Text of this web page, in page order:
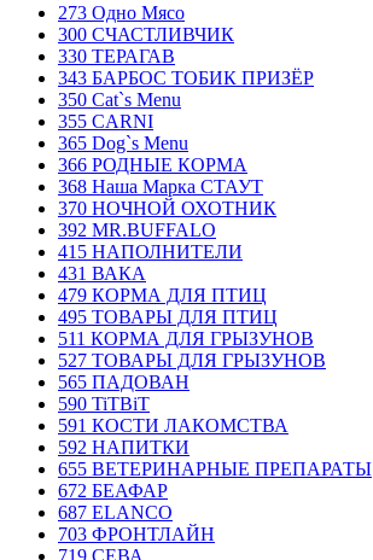
273 Одно Мясо
300 СЧАСТЛИВЧИК
330 ТЕРАГАВ
343 БАРБОС ТОБИК ПРИЗЁР
350 Cat`s Menu
355 CARNI
365 Dog`s Menu
366 РОДНЫЕ КОРМА
368 Наша Марка СТАУТ
370 НОЧНОЙ ОХОТНИК
392 MR.BUFFALO
415 НАПОЛНИТЕЛИ
431 ВАКА
479 КОРМА ДЛЯ ПТИЦ
495 ТОВАРЫ ДЛЯ ПТИЦ
511 КОРМА ДЛЯ ГРЫЗУНОВ
527 ТОВАРЫ ДЛЯ ГРЫЗУНОВ
565 ПАДОВАН
590 TiTBiT
591 КОСТИ ЛАКОМСТВА
592 НАПИТКИ
655 ВЕТЕРИНАРНЫЕ ПРЕПАРАТЫ
672 БЕАФАР
687 ELANCO
703 ФРОНТЛАЙН
719 СЕВА